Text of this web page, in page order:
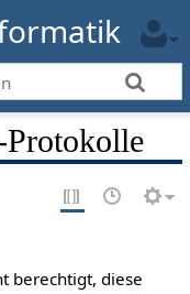
Protokolle
berechtigt, diese